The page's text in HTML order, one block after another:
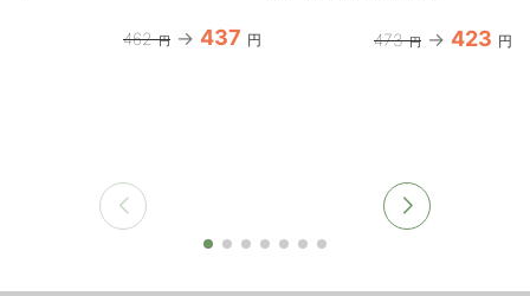
462 円 437 円 473 円 423 円